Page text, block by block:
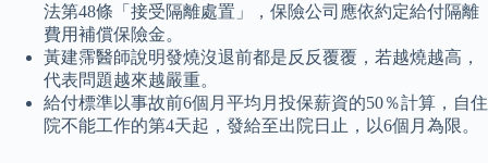
法第48條「接受隔離處置」，保險公司應依約定給付隔離
費用補償保險金。
黃建霈醫師說明發燒沒退前都是反反覆覆，若越燒越高，
代表問題越來越嚴重。
給付標準以事故前6個月平均月投保薪資的50％計算，自住
院不能工作的第4天起，發給至出院日止，以6個月為限。